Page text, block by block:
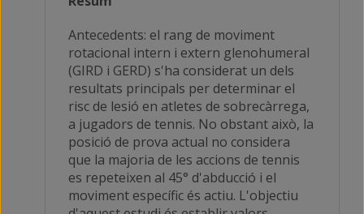
Antecedents: el rang de moviment
rotacional intern i extern glenohumeral
(GIRD i GERD) s'ha considerat un dels
resultats principals per determinar el
risc de lesió en atletes de sobrecàrrega,
a jugadors de tennis. No obstant això, la
posició de prova actual no considera
que la majoria de les accions de tennis
es repeteixen al 45° d'abducció i el
moviment específic és actiu. L'objectiu